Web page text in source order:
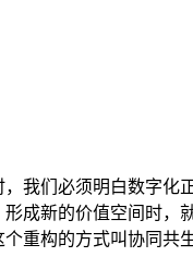
我们必须明白数字
成新的价值空间时
重构的方式叫协同共生